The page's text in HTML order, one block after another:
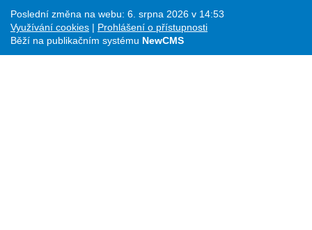
Poslední změna na webu: 6. srpna 2026 v 14:53
Využívání cookies
Prohlášení o přístupnosti
Běží na publikačním systému NewCMS